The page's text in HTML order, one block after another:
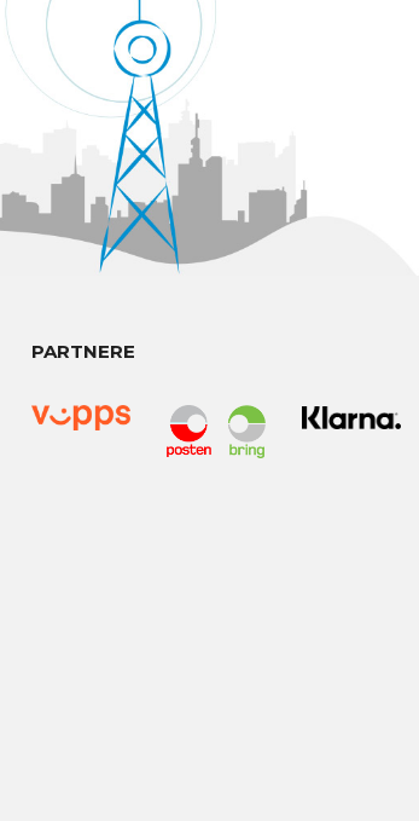
PARTNERE